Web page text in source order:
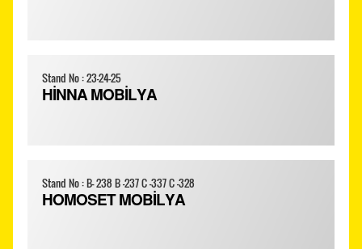
Stand No : 23-24-25
HİNNA MOBİLYA
Stand No : B- 238 B -237 C -337 C -328
HOMOSET MOBİLYA